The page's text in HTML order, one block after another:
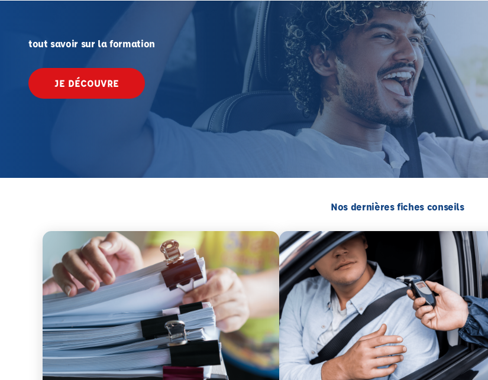
tout savoir sur la formation
JE DÉCOUVRE
Nos dernières fiches conseils